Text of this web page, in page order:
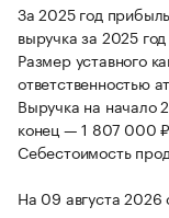
За 2025 год
выручка за 2025
Размер уставного
ответственностью
Выручка на начало
конец — 1 807 000
Себестоимость
На 09 августа 2026